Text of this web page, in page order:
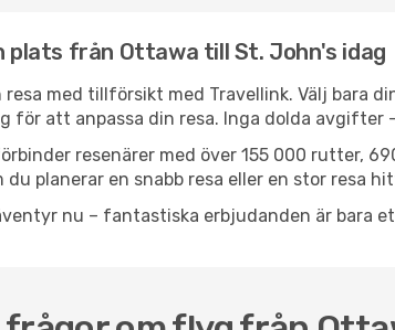
plats från Ottawa till St. John's idag
resa med tillförsikt med Travellink. Välj bara
för att anpassa din resa. Inga dolda avgifter
resenärer med över 155 000 rutter,
du planerar en snabb resa eller en stor resa
nu – fantastiska erbjudanden är bara